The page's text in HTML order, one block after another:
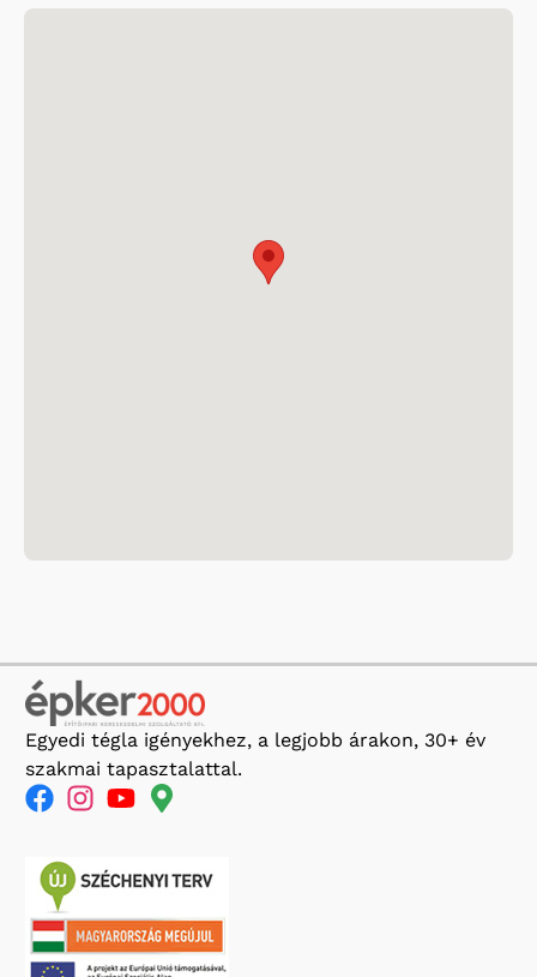
Egyedi tégla igényekhez, a legjobb árakon, 30+ év
szakmai tapasztalattal.